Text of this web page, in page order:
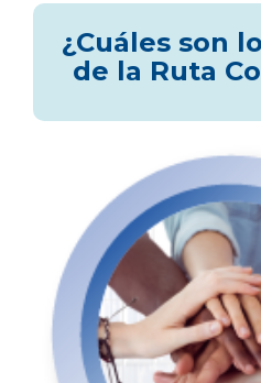
¿Cuáles son
de la Ruta